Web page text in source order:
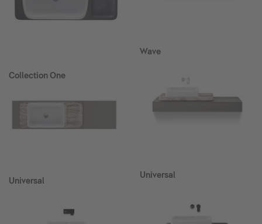
Collection One
Universal
Wave
Universal